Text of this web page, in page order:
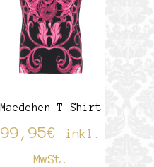
Maedchen T-Shirt
99,95€
inkl.
MwSt.